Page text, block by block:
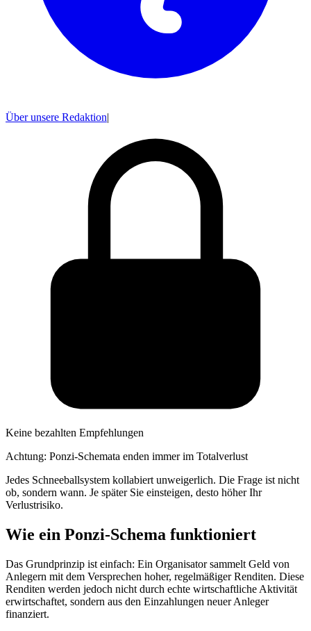
Über unsere Redaktion
Keine bezahlten Empfehlungen
Achtung: Ponzi-Schemata enden immer im Totalverlust
Jedes Schneeballsystem kollabiert unweigerlich. Die Frage ist nicht
ob, sondern wann. Je später Sie einsteigen, desto höher Ihr
Verlustrisiko.
Wie ein Ponzi-Schema funktioniert
Das Grundprinzip ist einfach: Ein Organisator sammelt Geld von
Anlegern mit dem Versprechen hoher, regelmäßiger Renditen. Diese
Renditen werden jedoch nicht durch echte wirtschaftliche Aktivität
erwirtschaftet, sondern aus den Einzahlungen neuer Anleger
finanziert.